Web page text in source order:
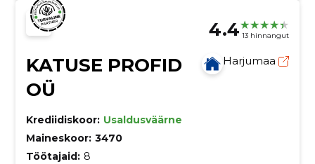
4.4 13 hinnangut
KATUSE PROFID
OÜ
Harjumaa
Krediidiskoor: Usaldusväärne
Maineskoor: 3470
Töötajaid: 8